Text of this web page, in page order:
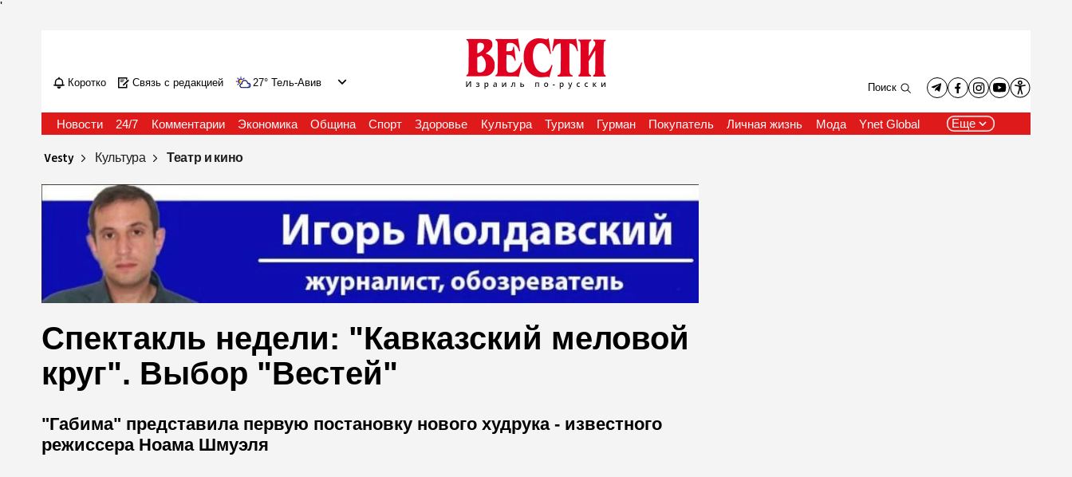
'
Коротко Связь с редакцией 27° Тель-Авив Поиск
Новости 24/7 Комментарии Экономика Община Спорт Здоровье Культура Туризм Гурман Покупатель Личная жизнь Мода Ynet Global Еще
Vesty Культура Театр и кино
Спектакль недели: "Кавказский меловой
круг". Выбор "Вестей"
"Габима" представила первую постановку нового худрука - известного
режиссера Ноама Шмуэля